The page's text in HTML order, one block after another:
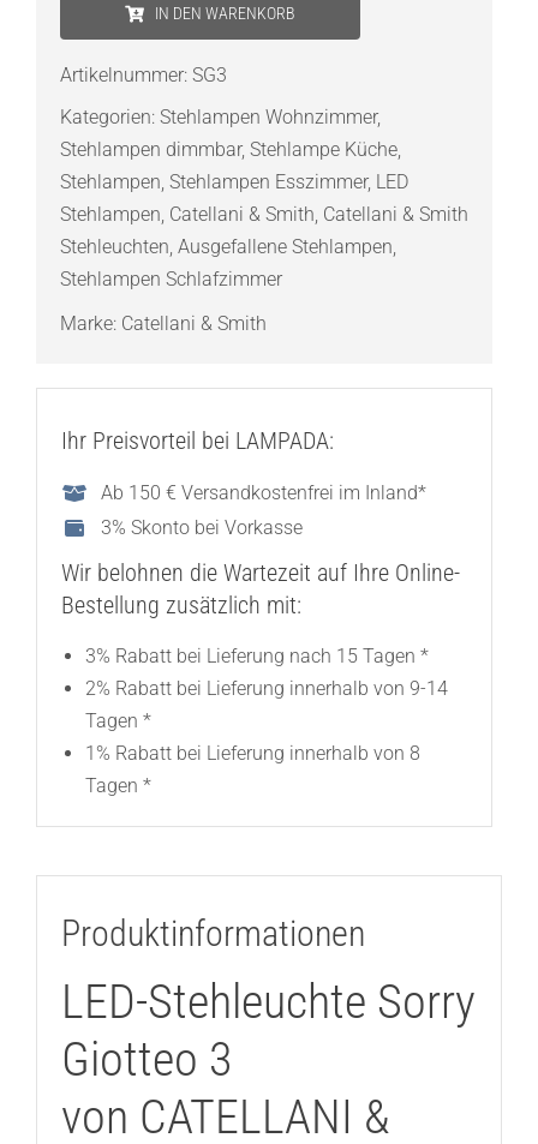
3
LED-
Stehleuchte
Menge
IN DEN WARENKORB
Artikelnummer: SG3
Kategorien: Stehlampen Wohnzimmer,
Stehlampen dimmbar, Stehlampe Küche,
Stehlampen, Stehlampen Esszimmer, LED
Stehlampen, Catellani & Smith, Catellani & Smith
Stehleuchten, Ausgefallene Stehlampen,
Stehlampen Schlafzimmer
Marke: Catellani & Smith
Ihr Preisvorteil bei LAMPADA:
Ab 150 € Versandkostenfrei im Inland*
3% Skonto bei Vorkasse
Wir belohnen die Wartezeit auf Ihre Online-
Bestellung zusätzlich mit:
3% Rabatt bei Lieferung nach 15 Tagen *
2% Rabatt bei Lieferung innerhalb von 9-14
Tagen *
1% Rabatt bei Lieferung innerhalb von 8
Tagen *
Produktinformationen
LED-Stehleuchte Sorry
Giotteo 3
von CATELLANI &